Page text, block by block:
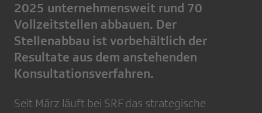
2025 unternehmensweit rund 70
Vollzeitstellen abbauen. Der
Stellenabbau ist vorbehältlich der
Resultate aus dem anstehenden
Konsultationsverfahren.
Seit März läuft bei SRF das strategische